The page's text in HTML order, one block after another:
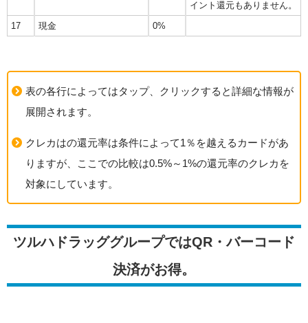
イント還元もありません。
17
現金 0%
表の各行によってはタップ、クリックすると詳細な情報が
展開されます。
クレカはの還元率は条件によって1％を越えるカードがあ
りますが、ここでの比較は0.5%～1%の還元率のクレカを
対象にしています。
ツルハドラッググループではQR・バーコード
決済がお得。